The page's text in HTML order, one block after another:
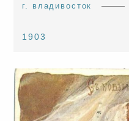
г. владивосток
1903